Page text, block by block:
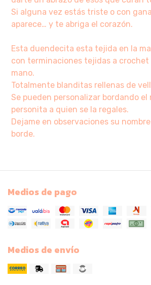
Si alguna vez estás triste o con
aparece… y te abriga el corazón.
Esta duendecita esta tejida en la
con terminaciones tejidas a crochet
mano.
Totalmente blanditas rellenas de
Se pueden personalizar bordando el
personita a quien se la regales.
Dejame en observaciones su
borde.
Medios de pago
Medios de envío